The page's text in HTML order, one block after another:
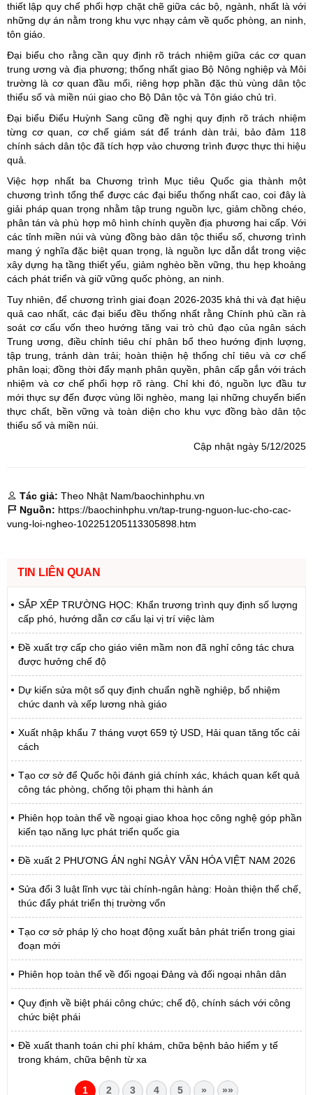
thiết lập quy chế phối hợp chặt chẽ giữa các bộ, ngành, nhất là với
những dự án nằm trong khu vực nhạy cảm về quốc phòng, an ninh,
tôn giáo.
Đại biểu cho rằng cần quy định rõ trách nhiệm giữa các cơ quan
trung ương và địa phương; thống nhất giao Bộ Nông nghiệp và Môi
trường là cơ quan đầu mối, riêng hợp phần đặc thù vùng dân tộc
thiểu số và miền núi giao cho Bộ Dân tộc và Tôn giáo chủ trì.
Đại biểu Điểu Huỳnh Sang cũng đề nghị quy định rõ trách nhiệm
từng cơ quan, cơ chế giám sát để tránh dàn trải, bảo đảm 118
chính sách dân tộc đã tích hợp vào chương trình được thực thi hiệu
quả.
Việc hợp nhất ba Chương trình Mục tiêu Quốc gia thành một
chương trình tổng thể được các đại biểu thống nhất cao, coi đây là
giải pháp quan trọng nhằm tập trung nguồn lực, giảm chồng chéo,
phân tán và phù hợp mô hình chính quyền địa phương hai cấp. Với
các tỉnh miền núi và vùng đồng bào dân tộc thiểu số, chương trình
mang ý nghĩa đặc biệt quan trọng, là nguồn lực dẫn dắt trong việc
xây dựng hạ tầng thiết yếu, giảm nghèo bền vững, thu hẹp khoảng
cách phát triển và giữ vững quốc phòng, an ninh.
Tuy nhiên, để chương trình giai đoạn 2026-2035 khả thi và đạt hiệu
quả cao nhất, các đại biểu đều thống nhất rằng Chính phủ cần rà
soát cơ cấu vốn theo hướng tăng vai trò chủ đạo của ngân sách
Trung ương, điều chỉnh tiêu chí phân bổ theo hướng định lượng,
tập trung, tránh dàn trải; hoàn thiện hệ thống chỉ tiêu và cơ chế
phân loại; đồng thời đẩy mạnh phân quyền, phân cấp gắn với trách
nhiệm và cơ chế phối hợp rõ ràng. Chỉ khi đó, nguồn lực đầu tư
mới thực sự đến được vùng lõi nghèo, mang lại những chuyển biến
thực chất, bền vững và toàn diện cho khu vực đồng bào dân tộc
thiểu số và miền núi.
Cập nhật ngày 5/12/2025
Tác giả: Theo Nhật Nam/baochinhphu.vn
Nguồn: https://baochinhphu.vn/tap-trung-nguon-luc-cho-cac-
vung-loi-ngheo-102251205113305898.htm
TIN LIÊN QUAN
SẮP XẾP TRƯỜNG HỌC: Khẩn trương trình quy định số lượng
cấp phó, hướng dẫn cơ cấu lại vị trí việc làm
Đề xuất trợ cấp cho giáo viên mầm non đã nghỉ công tác chưa
được hưởng chế độ
Dự kiến sửa một số quy định chuẩn nghề nghiệp, bổ nhiệm
chức danh và xếp lương nhà giáo
Xuất nhập khẩu 7 tháng vượt 659 tỷ USD, Hải quan tăng tốc cải
cách
Tạo cơ sở để Quốc hội đánh giá chính xác, khách quan kết quả
công tác phòng, chống tội phạm thi hành án
Phiên họp toàn thể về ngoại giao khoa học công nghệ góp phần
kiến tạo năng lực phát triển quốc gia
Đề xuất 2 PHƯƠNG ÁN nghỉ NGÀY VĂN HÓA VIỆT NAM 2026
Sửa đổi 3 luật lĩnh vực tài chính-ngân hàng: Hoàn thiện thể chế,
thúc đẩy phát triển thị trường vốn
Tạo cơ sở pháp lý cho hoạt động xuất bản phát triển trong giai
đoạn mới
Phiên họp toàn thể về đối ngoại Đảng và đối ngoại nhân dân
Quy định về biệt phái công chức; chế độ, chính sách với công
chức biệt phái
Đề xuất thanh toán chi phí khám, chữa bệnh bảo hiểm y tế
trong khám, chữa bệnh từ xa
1 2 3 4 5 » »»